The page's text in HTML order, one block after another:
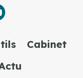
Cabinet